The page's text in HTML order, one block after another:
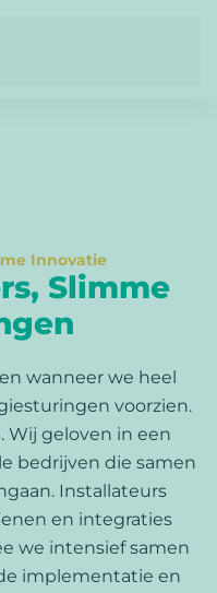
Innovatie
Slimme
wanneer we heel
voorzien.
Wij geloven in een
bedrijven die samen
Installateurs
en integraties
we intensief samen
implementatie en